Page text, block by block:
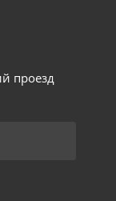
проезд